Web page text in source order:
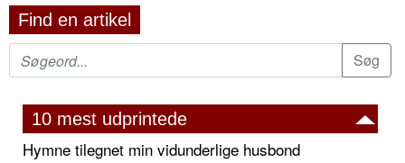
Find en artikel
10 mest udprintede
Hymne tilegnet min vidunderlige husbond